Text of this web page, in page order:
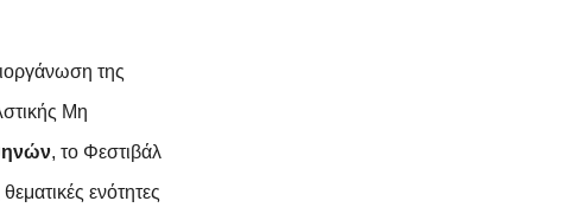
της
Μη
, το Φεστιβάλ
ενότητες